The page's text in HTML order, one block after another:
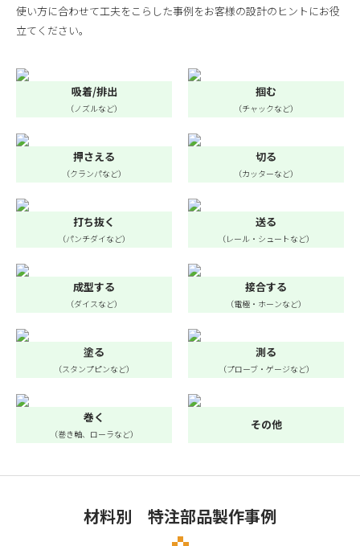
使い方に合わせて工夫をこらした事例をお客様の設計のヒントにお役
立てください。
吸着/排出
（ノズルなど）
掴む
（チャックなど）
押さえる
（クランパなど）
切る
（カッターなど）
打ち抜く
（パンチダイなど）
送る
（レール・シュートなど）
成型する
（ダイスなど）
接合する
（電極・ホーンなど）
塗る
（スタンプピンなど）
測る
（プローブ・ゲージなど）
巻く
（巻き軸、ローラなど）
その他
材料別 特注部品製作事例